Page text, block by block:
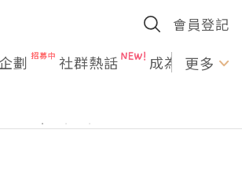
會員登記
劃 社群熱話 成為U更多